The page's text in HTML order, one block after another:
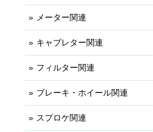
メーター関連
キャブレター関連
フィルター関連
ブレーキ・ホイール関連
スプロケ関連